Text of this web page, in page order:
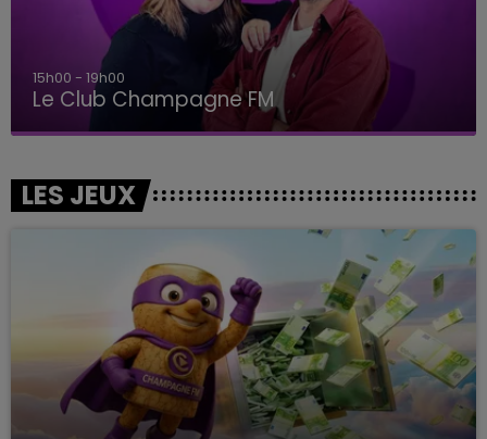
15h00 - 19h00
Le Club Champagne FM
LES JEUX